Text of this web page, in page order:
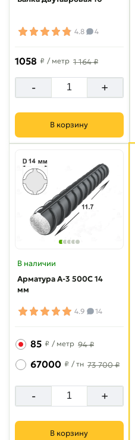
4.8 4
1058 ₽ / метр 1 164 ₽
- +
В корзину
В наличии
Арматура A-3 500C 14
мм
4.9 14
85 ₽ / метр 94 ₽
67000 ₽ / тн 73 700 ₽
- +
В корзину